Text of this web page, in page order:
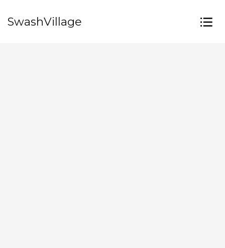
SwashVillage